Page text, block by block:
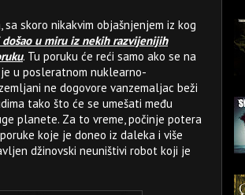
skoro nikakvim objašnjenjem iz kog
u miru iz nekih razvijenijih
. Tu poruku će reći samo ako se na
u posleratnom nuklearno-
ne dogovore vanzemaljac beži
tako što će se umešati među
planete. Za to vreme, počinje potera
koje je doneo iz daleka i više
džinovski neuništivi robot koji je